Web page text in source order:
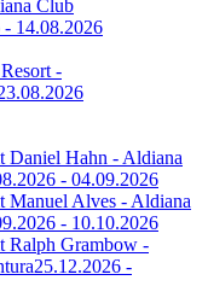
Club
14.08.2026
-
Daniel Hahn - Aldiana
- 04.09.2026
Manuel Alves - Aldiana
- 10.10.2026
Ralph Grambow -
25.12.2026 -